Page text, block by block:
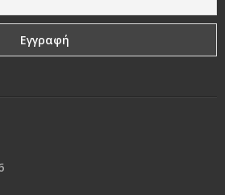
που εμποδίζουν τα παιδιά να